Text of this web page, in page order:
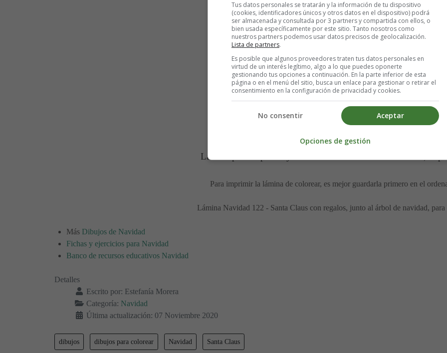
Lámina para imprimir y colorear de Navidad - Santa Claus,
Para imprimir la lámina de colorear, es mejor guardarla primero en el
Lámina Navidad 122 - Santa Claus con regalos, junto al árbol de navidad, para
Más Dibujos de Navidad
Fichas y ejercicios para Navidad
Banco de recursos educativos Navidad
Detalles
Escrito por: Estefanía Morera
Categoría: Navidad
Última actualización: 07 Noviembre 2020
dibujos dibujos para colorear Navidad Santa Claus
Tus datos personales se tratarán y la información de tu dispositivo
(cookies, identificadores únicos y otros datos en el dispositivo) podrá
ser almacenada y consultada por 3 partners y compartida con ellos, o
bien usada específicamente por este sitio. Tanto nosotros como
nuestros partners podemos usar datos precisos de geolocalización.
Lista de partners.
Es posible que algunos proveedores traten tus datos personales en
virtud de un interés legítimo, algo a lo que puedes oponerte
gestionando tus opciones a continuación. En la parte inferior de esta
página o en el menú del sitio, busca un enlace para gestionar o retirar el
consentimiento en la configuración de privacidad y cookies.
Aceptar
No consentir
Opciones de gestión